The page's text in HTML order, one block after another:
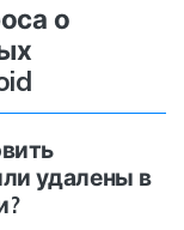
о
удалены в